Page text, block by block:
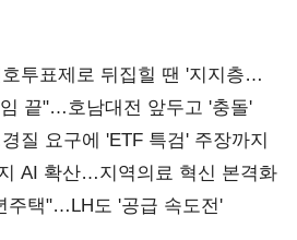
투표제로 뒤집힐 땐 '지지층
끝"…호남대전 앞두고 '충돌'
질 요구에 'ETF 특검' 주장까지
AI 확산…지역의료 혁신 본격화
주택"…LH도 '공급 속도전'